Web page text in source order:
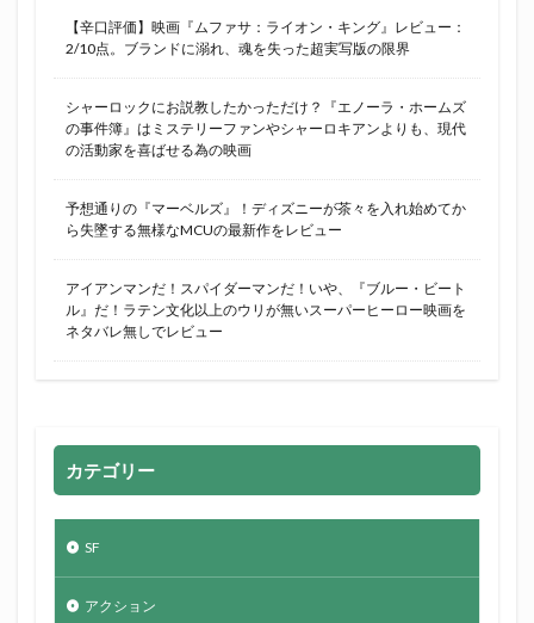
【辛口評価】映画『ムファサ：ライオン・キング』レビュー：
2/10点。ブランドに溺れ、魂を失った超実写版の限界
シャーロックにお説教したかっただけ？『エノーラ・ホームズ
の事件簿』はミステリーファンやシャーロキアンよりも、現代
の活動家を喜ばせる為の映画
予想通りの『マーベルズ』！ディズニーが茶々を入れ始めてか
ら失墜する無様なMCUの最新作をレビュー
アイアンマンだ！スパイダーマンだ！いや、『ブルー・ビート
ル』だ！ラテン文化以上のウリが無いスーパーヒーロー映画を
ネタバレ無しでレビュー
カテゴリー
SF
アクション